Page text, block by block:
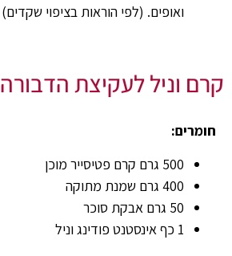
ואופים. (לפי הוראות בציפוי שקדים)
קרם וניל לעקיצת הדבורה
חומרים:
500 גרם קרם פטיסייר מוכן
400 גרם שמנת מתוקה
50 גרם אבקת סוכר
1 כף אינסטנט פודינג וניל